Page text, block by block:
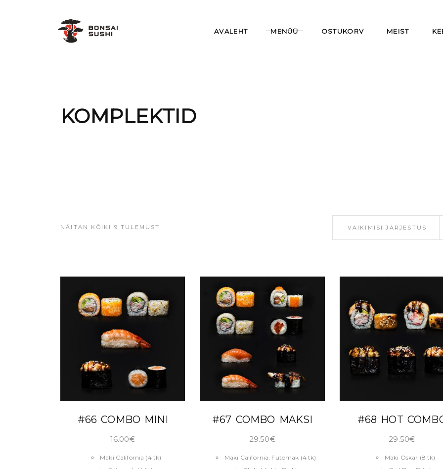
AVALEHT MENÜÜ OSTUKORV MEIST
KOMPLEKTID
NÄITAN KÕIKI 9 TULEMUST VAIKIMISI JÄRJESTUS
#66 COMBO MINI
16.00€
Maki California (4 tk)
#67 COMBO MAKSI
29.50€
Maki California, Futomak (4 tk)
#68 HOT
29.50€
Maki Oskar (8 tk)